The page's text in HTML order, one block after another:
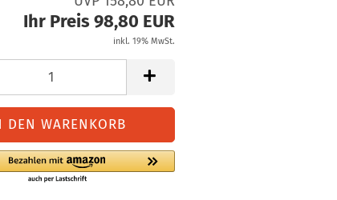
Ihr Preis 98,80 EUR
inkl. 19% MwSt.